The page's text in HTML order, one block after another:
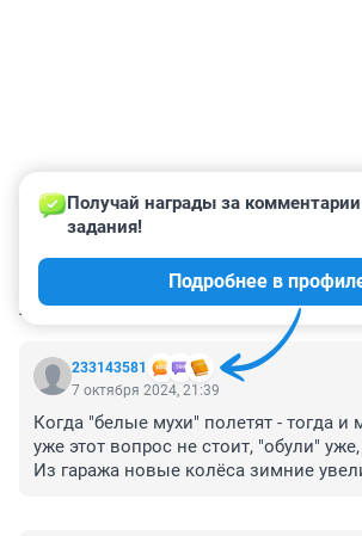
КОММЕНТАРИИ 9
233143581
Получай награды за
задания!
Подробнее в
7 октября 2024, 21:39
Когда "белые мухи" полетят - тогда и
уже этот вопрос не стоит, "обули"
Из гаража новые колёса зимние